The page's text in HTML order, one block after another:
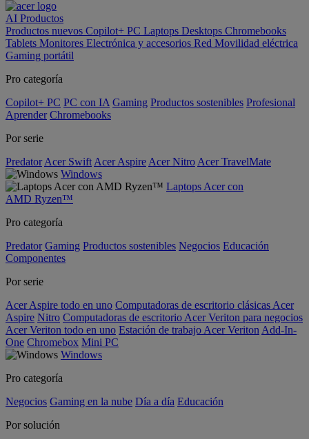
AI Productos
Productos nuevos Copilot+ PC Laptops Desktops Chromebooks
Tablets Monitores Electrónica y accesorios Red Movilidad eléctrica
Gaming portátil
Pro categoría
Copilot+ PC PC con IA Gaming Productos sostenibles Profesional
Aprender Chromebooks
Por serie
Predator Acer Swift Acer Aspire Acer Nitro Acer TravelMate
Windows
Laptops Acer con
AMD Ryzen™
Pro categoría
Predator Gaming Productos sostenibles Negocios Educación
Componentes
Por serie
Acer Aspire todo en uno Computadoras de escritorio clásicas Acer
Aspire Nitro Computadoras de escritorio Acer Veriton para negocios
Acer Veriton todo en uno Estación de trabajo Acer Veriton Add-In-
One Chromebox Mini PC
Windows
Pro categoría
Negocios Gaming en la nube Día a día Educación
Por solución